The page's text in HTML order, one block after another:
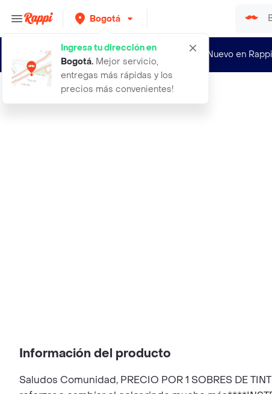
Bogotá
Ingresa tu dirección en
Bogotá. Mejor servicio,
entregas más rápidas y los
precios más convenientes!
¿Nuevo en
1x tintura iris 9 roja rojo tinte r
Información del producto
Saludos Comunidad, PRECIO POR 1 SOBRES DE